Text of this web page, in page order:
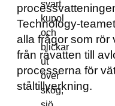
Technology-
alla frågor som rör
från råvatten till
processerna för
ståltillverkning.